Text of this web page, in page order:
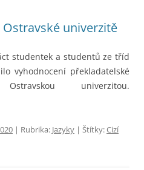
univerzitě
studentek a studentů ze tříd
vyhodnocení překladatelské
univerzitou.
| Rubrika: Jazyky | Štítky:Cizí